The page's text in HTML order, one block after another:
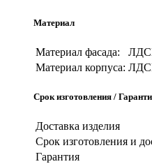
Материал
Материал фасада:
Материал корпуса:
Срок изготовления /
Доставка изделия
Срок изготовления и
Гарантия